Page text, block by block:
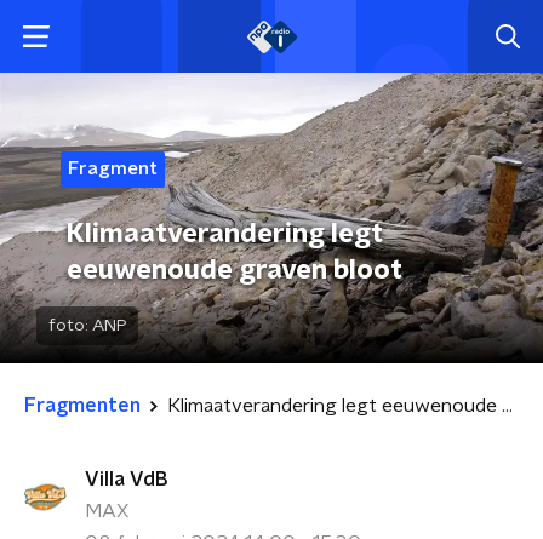
Fragment
Klimaatverandering legt
eeuwenoude graven bloot
foto: ANP
Fragmenten Klimaatverandering legt eeuwenoude graven bloot
Villa VdB
MAX